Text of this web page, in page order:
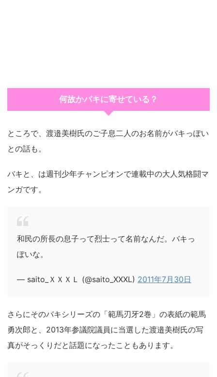
何故かバキに寄せている？
ところで、渡邉美樹氏のご子息二人のお名前がバキっぽい
との話も。
バキと、は週刊少年チャンピオンで連載中の大人気格闘マ
ンガです。
和民の所長の息子って烈士って名前なんだ。バキっ
ぽいな。
— saito_ＸＸＸＬ (@saito_XXXL) 2011年7月30日
さらにそのバキシリーズの「範馬刃牙2巻」の表紙の範馬
勇次郎と、2013年参議院議員に当選した渡邉美樹氏の写
真がそっくりだと話題になったこともあります。